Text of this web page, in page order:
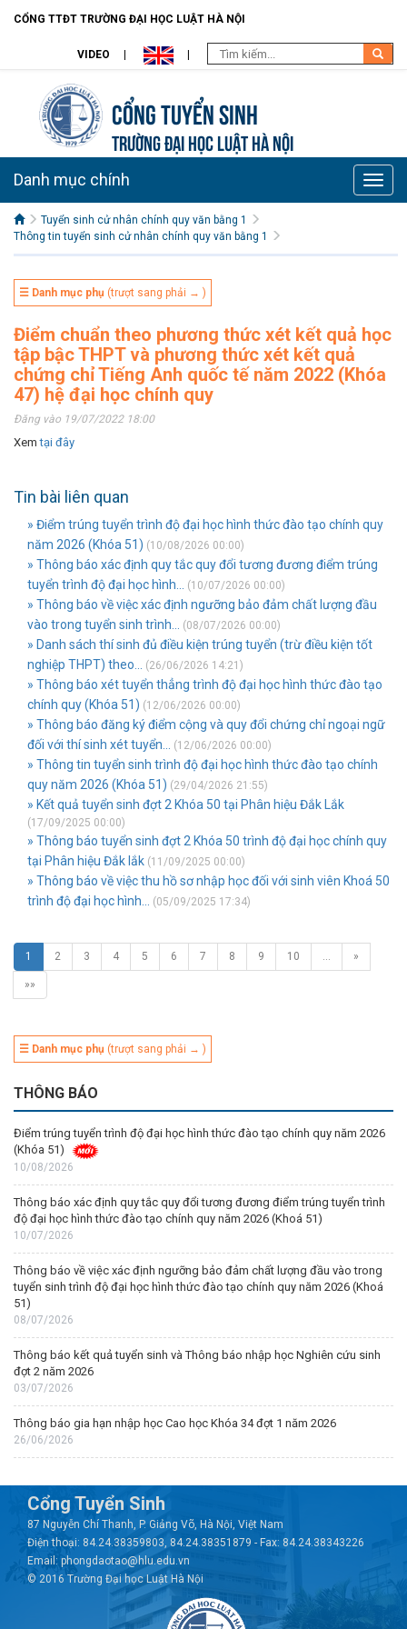
CỔNG TTĐT TRƯỜNG ĐẠI HỌC LUẬT HÀ NỘI
VIDEO
Cổng tuyển sinh
TRƯỜNG ĐẠI HỌC LUẬT HÀ NỘI
Toggle
Danh mục chính
Tuyển sinh cử nhân chính quy văn bằng 1
Thông tin tuyển sinh cử nhân chính quy văn bằng 1
☰ Danh mục phụ (trượt sang phải → )
Điểm chuẩn theo phương thức xét kết quả học
tập bậc THPT và phương thức xét kết quả
chứng chỉ Tiếng Anh quốc tế năm 2022 (Khóa
47) hệ đại học chính quy
Đăng vào 19/07/2022 18:00
Xemtại đây
Tin bài liên quan
» Điểm trúng tuyển trình độ đại học hình thức đào tạo chính quy
năm 2026 (Khóa 51) (10/08/2026 00:00)
» Thông báo xác định quy tắc quy đổi tương đương điểm trúng
tuyển trình độ đại học hình...
(10/07/2026 00:00)
» Thông báo về việc xác định ngưỡng bảo đảm chất lượng đầu
vào trong tuyển sinh trình...
(08/07/2026 00:00)
» Danh sách thí sinh đủ điều kiện trúng tuyển (trừ điều kiện tốt
nghiệp THPT) theo...
(26/06/2026 14:21)
» Thông báo xét tuyển thẳng trình độ đại học hình thức đào tạo
chính quy (Khóa 51) (12/06/2026 00:00)
» Thông báo đăng ký điểm cộng và quy đổi chứng chỉ ngoại ngữ
đối với thí sinh xét tuyển...
(12/06/2026 00:00)
» Thông tin tuyển sinh trình độ đại học hình thức đào tạo chính
quy năm 2026 (Khóa 51) (29/04/2026 21:55)
» Kết quả tuyển sinh đợt 2 Khóa 50 tại Phân hiệu Đắk Lắk
(17/09/2025 00:00)
» Thông báo tuyển sinh đợt 2 Khóa 50 trình độ đại học chính quy
tại Phân hiệu Đắk lắk (11/09/2025 00:00)
» Thông báo về việc thu hồ sơ nhập học đối với sinh viên Khoá 50
trình độ đại học hình...
(05/09/2025 17:34)
1 2 3 4 5 6 7 8 9 10 … »
»»
☰ Danh mục phụ (trượt sang phải → )
THÔNG BÁO
Điểm trúng tuyển trình độ đại học hình thức đào tạo chính quy năm 2026
(Khóa 51)
10/08/2026
Thông báo xác định quy tắc quy đổi tương đương điểm trúng tuyển trình
độ đại học hình thức đào tạo chính quy năm 2026 (Khoá 51)
10/07/2026
Thông báo về việc xác định ngưỡng bảo đảm chất lượng đầu vào trong
tuyển sinh trình độ đại học hình thức đào tạo chính quy năm 2026 (Khoá
51)
08/07/2026
Thông báo kết quả tuyển sinh và Thông báo nhập học Nghiên cứu sinh
đợt 2 năm 2026
03/07/2026
Thông báo gia hạn nhập học Cao học Khóa 34 đợt 1 năm 2026
26/06/2026
Cổng Tuyển Sinh
87 Nguyễn Chí Thanh, P. Giảng Võ, Hà Nội, Việt Nam
Điện thoại: 84.24.38359803, 84.24.38351879 - Fax: 84.24.38343226
Email: phongdaotao@hlu.edu.vn
© 2016 Trường Đại học Luật Hà Nội